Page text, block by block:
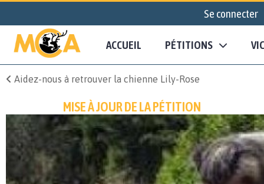
Se connecter
ACCUEIL PÉTITIONS
Aidez-nous à retrouver la chienne Lily-Rose
MISE À JOUR DE LA PÉTITION